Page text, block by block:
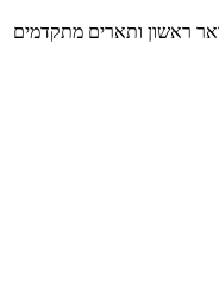
ראשון ותארים מתקדמים